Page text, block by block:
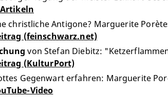
christliche Antigone? Marguerite
(feinschwarz.net)
von Stefan Diebitz:
(KulturPort)
Gegenwart erfahren: Marguerite
Video